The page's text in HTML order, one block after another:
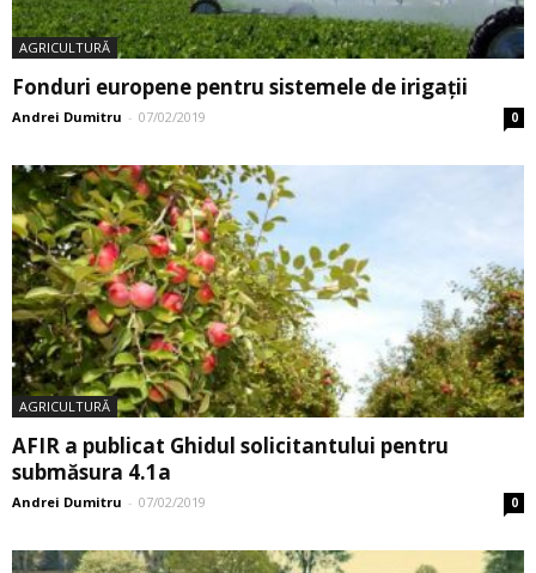
AGRICULTURĂ
Fonduri europene pentru sistemele de irigații
Andrei Dumitru - 07/02/2019 0
AGRICULTURĂ
AFIR a publicat Ghidul solicitantului pentru
submăsura 4.1a
Andrei Dumitru - 07/02/2019 0